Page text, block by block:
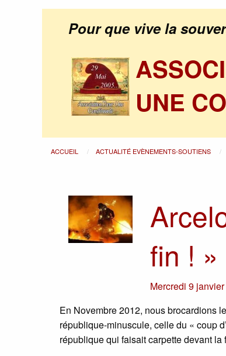
Pour que vive la
UNE
ACCUEIL ACTUALITÉ EVÈNEMENTS-SOUTIENS
fin ! »
Mercredi 9
En Novembre 2012, nous brocardions
république-minuscule, celle du « coup
république qui faisait carpette devant